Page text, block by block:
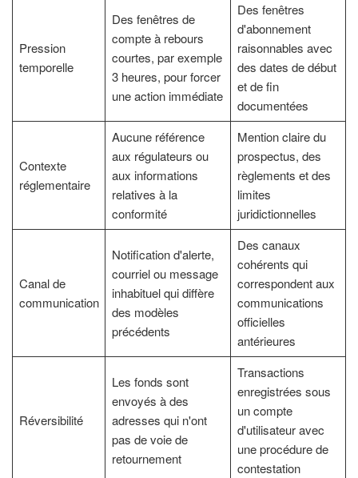
Pression
temporelle
Des fenêtres de
compte à rebours
courtes, par exemple
3 heures, pour forcer
une action immédiate
Des fenêtres
d'abonnement
raisonnables avec
des dates de début
et de fin
documentées
Contexte
réglementaire
Aucune référence
aux régulateurs ou
aux informations
relatives à la
conformité
Mention claire du
prospectus, des
règlements et des
limites
juridictionnelles
Canal de
communication
Notification d'alerte,
courriel ou message
inhabituel qui diffère
des modèles
précédents
Des canaux
cohérents qui
correspondent aux
communications
officielles
antérieures
Réversibilité
Les fonds sont
envoyés à des
adresses qui n'ont
pas de voie de
retournement
Transactions
enregistrées sous
un compte
d'utilisateur avec
une procédure de
contestation